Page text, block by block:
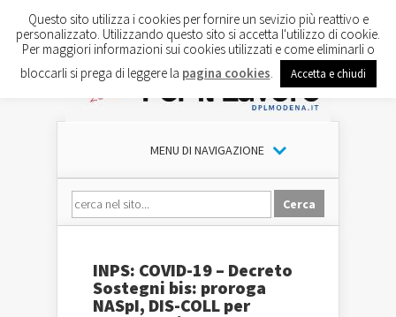
MENU DI NAVIGAZIONE
INPS: COVID-19 – Decreto
Sostegni bis: proroga
NASpI, DIS-COLL per
Questo sito utilizza i cookies per fornire un sevizio più reattivo e
personalizzato. Utilizzando questo sito si accetta l'utilizzo di cookie.
Per maggiori informazioni sui cookies utilizzati e come eliminarli o
bloccarli si prega di leggere la pagina cookies Accetta e chiudi